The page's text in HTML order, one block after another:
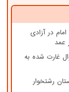
در آزادی
از اموال غارت شده به
رشتخوار